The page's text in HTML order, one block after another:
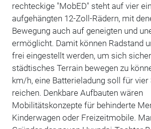
rechteckige "MobED" steht auf vier
aufgehängten 12-Zoll-Rädern, mit
Bewegung auch auf geneigten und
ermöglicht. Damit können Radstand
frei eingestellt werden, um sich
städtisches Terrain bewegen zu
km/h, eine Batterieladung soll für vier
reichen. Denkbare Aufbauten wären
Mobilitätskonzepte für behinderte
Kinderwagen oder Freizeitmobile.